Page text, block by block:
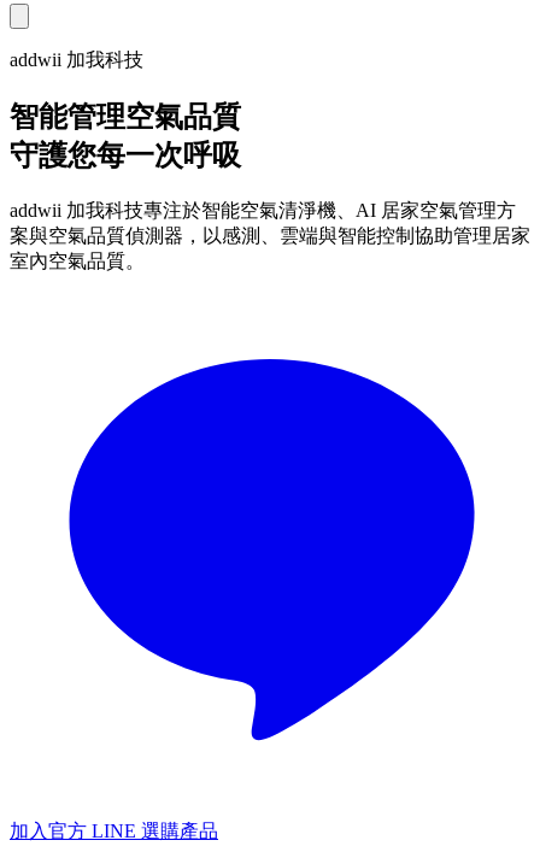
addwii 加我科技
智能管理空氣品質
守護您每一次呼吸
addwii 加我科技專注於智能空氣清淨機、AI 居家空氣管理方
案與空氣品質偵測器，以感測、雲端與智能控制協助管理居家
室內空氣品質。
加入官方 LINE 選購產品